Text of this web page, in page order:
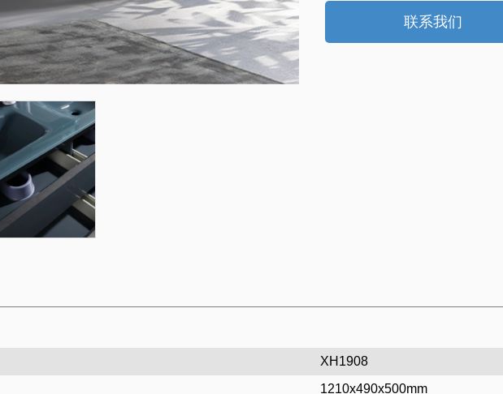
联系我们
XH1908
1210x490x500mm